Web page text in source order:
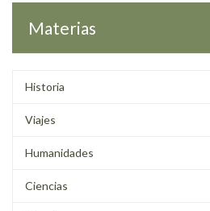
Materias
Historia
Viajes
Humanidades
Ciencias